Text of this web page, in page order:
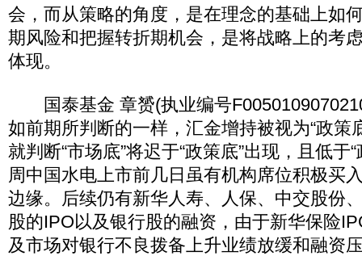
会，而从策略的角度，是在理念的基础上如
期风险和把握转折期机会，是将战略上的考
体现。
国泰基金 章赟(执业编号
如前期所判断的一样，汇金增持被视为“政策
就判断“市场底”将迟于“政策底”出现，且低于
周中国水电上市前几日虽有机构席位积极买
边缘。后续仍有新华人寿、人保、中交股份
股的IPO以及银行股的融资，由于新华保险
及市场对银行不良拨备上升业绩放缓和融资